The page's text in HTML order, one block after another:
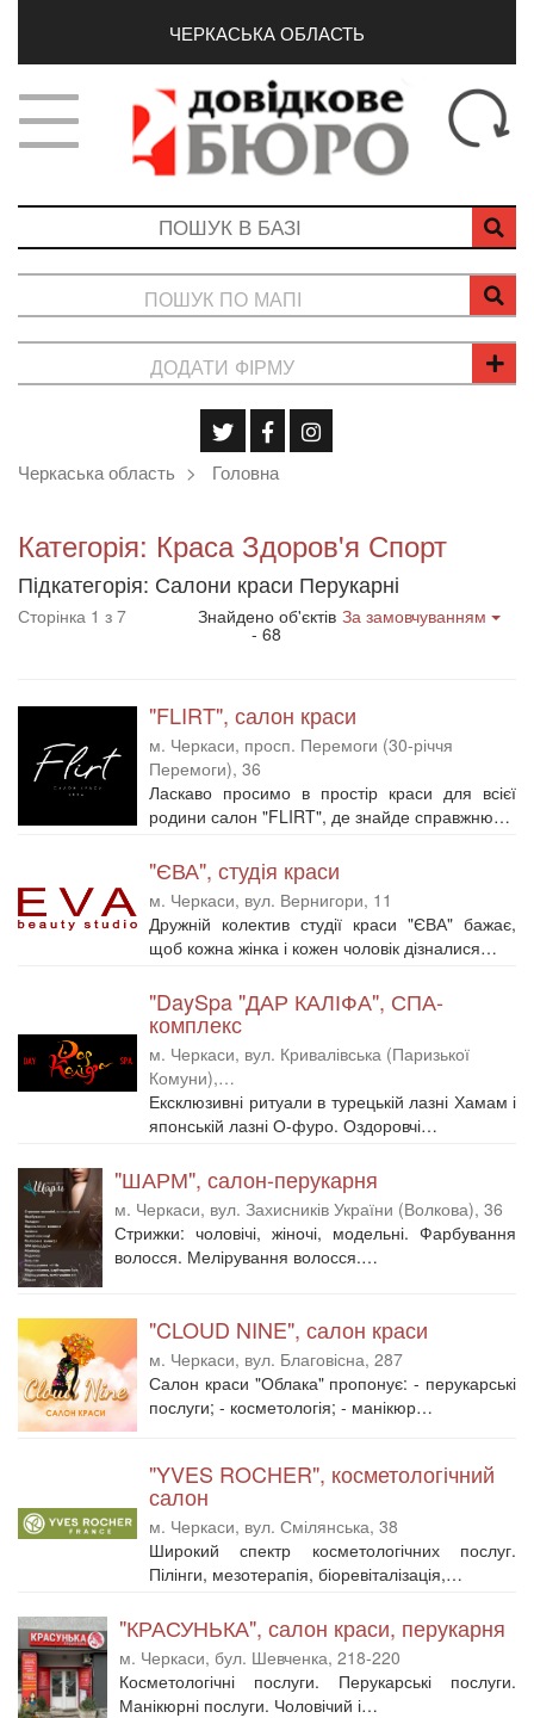
ЧЕРКАСЬКА ОБЛАСТЬ
ПОШУК ПО МАПІ
ДОДАТИ ФІРМУ
Черкаська область Головна
Категорія: Краса Здоров'я Спорт
Підкатегорія: Салони краси Перукарні
Сторінка 1 з 7 Знайдено об'єктів
- 68
За замовчуванням
"FLIRT", салон краси
м. Черкаси, просп. Перемоги (30-річчя
Перемоги), 36
Ласкаво просимо в простір краси для всієї
родини салон "FLIRT", де знайде справжню…
"ЄВА", студія краси
м. Черкаси, вул. Вернигори, 11
Дружній колектив студії краси "ЄВА" бажає,
щоб кожна жінка і кожен чоловік дізналися…
"DaySpa "ДАР КАЛІФА", СПА-
комплекс
м. Черкаси, вул. Кривалівська (Паризької
Комуни),…
Ексклюзивні ритуали в турецькій лазні Хамам і
японській лазні О-фуро. Оздоровчі…
"ШАРМ", салон-перукарня
м. Черкаси, вул. Захисників України (Волкова), 36
Стрижки: чоловічі, жіночі, модельні. Фарбування
волосся. Мелірування волосся.…
"CLOUD NINE", салон краси
м. Черкаси, вул. Благовісна, 287
Салон краси "Облака" пропонує: - перукарські
послуги; - косметологія; - манікюр…
"YVES ROCHER", косметологічний
салон
м. Черкаси, вул. Смілянська, 38
Широкий спектр косметологічних послуг.
Пілінги, мезотерапія, біоревіталізація,…
"КРАСУНЬКА", салон краси, перукарня
м. Черкаси, бул. Шевченка, 218-220
Косметологічні послуги. Перукарські послуги.
Манікюрні послуги. Чоловічий і…